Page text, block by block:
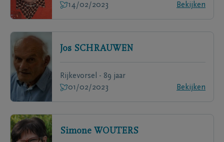
14/02/2023
Bekijken
Jos SCHRAUWEN
Rijkevorsel - 89 jaar
01/02/2023
Bekijken
Simone WOUTERS